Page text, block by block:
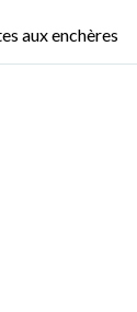
aux enchères